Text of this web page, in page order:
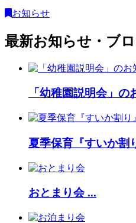
お知らせ
最新お知らせ・ブ
「幼稚園説明会」の
夏季保育『すいか割
おとまり会 ...